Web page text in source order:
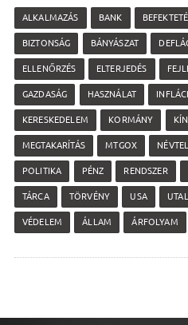
ALKALMAZÁS BANK
BIZTONSÁG BÁNYÁSZAT
ELLENŐRZÉS ELTERJEDÉS
GAZDASÁG HASZNÁLAT
KERESKEDELEM KORMÁNY
MEGTAKARÍTÁS MTGOX
POLITIKA PÉNZ RENDSZER
TÁRCA TÖRVÉNY USA
VÉDELEM ÁLLAM ÁRFOLYAM